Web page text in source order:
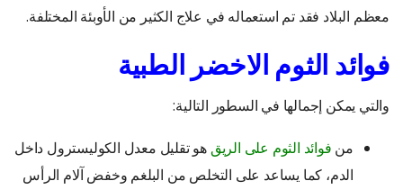
معظم البلاد فقد تم استعماله في علاج الكثير من الأوبئة المختلفة.
فوائد الثوم الاخضر الطبية
والتي يمكن إجمالها في السطور التالية:
من فوائد الثوم على الريق هو تقليل معدل الكوليسترول داخل
الدم، كما يساعد على التخلص من البلغم وخفض آلام الرأس